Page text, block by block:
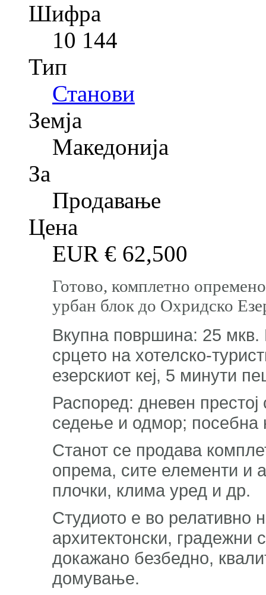
Шифра
10 144
Тип
Станови
Земја
Македонија
За
Продавање
Цена
EUR € 62,500
Готово, комплетно
урбан блок до Охридско
Вкупна површина: 25 мкв.
срцето на хотелско-
езерскиот кеј, 5 минути
Распоред: дневен
седење и одмор; посебна
Станот се продава
опрема, сите елементи и
плочки, клима уред и др.
Студиото е во релативно
архитектонски, градежни
докажано безбедно,
домување.